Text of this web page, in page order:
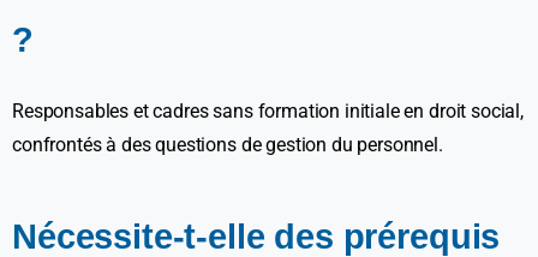
?
Responsables et cadres sans formation initiale en droit social,
confrontés à des questions de gestion du personnel.
Nécessite-t-elle des prérequis